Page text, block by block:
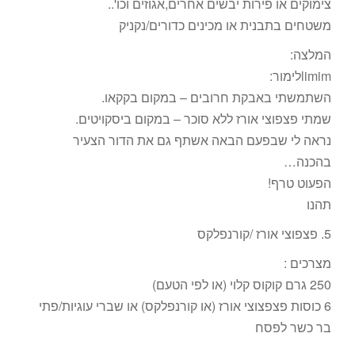
משטחים בתבנית או מכינים כדורים/נקניק
המלצה:
limimלימור:
השתמשתי באבקת חרובים – במקום בקקאו.
שמתי פצפוצי אורז ללא סוכר – במקום ביסקויטים.
נראה לי שבפעם הבאה אשתף גם את הדור הצעיר
בהכנה…
הפעוט טרף!
תהנו
5. פצפוצי אורז /קורנפלקס
מצרכים :
250 גרם קוקוס קלוי (או לפי הטעם)
6 כוסות פצפצוצי אורז (או קורנפלקס) או שברי עוגיות/פתי
בר כשר לפסח